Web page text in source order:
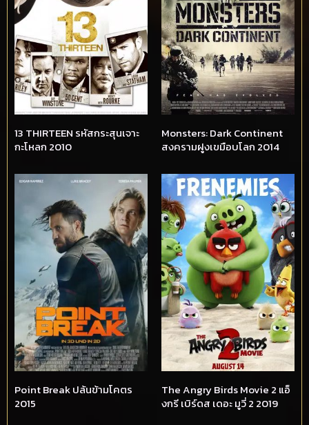
13 THIRTEEN รหัสกระสุนเจาะ
กะโหลก 2010
Monsters: Dark Continent
สงครามฝูงเขมือบโลก 2014
Point Break ปล้นข้ามโคตร
2015
The Angry Birds Movie 2 แอ็
งกรี เบิร์ดส เดอะ มูวี่ 2 2019